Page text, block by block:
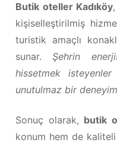
Butik oteller Kadıköy
kişiselleştirilmiş
turistik amaçlı
sunar.Şehrin
hissetmek
unutulmaz bir
Sonuç olarak, butik
konum hem de kaliteli